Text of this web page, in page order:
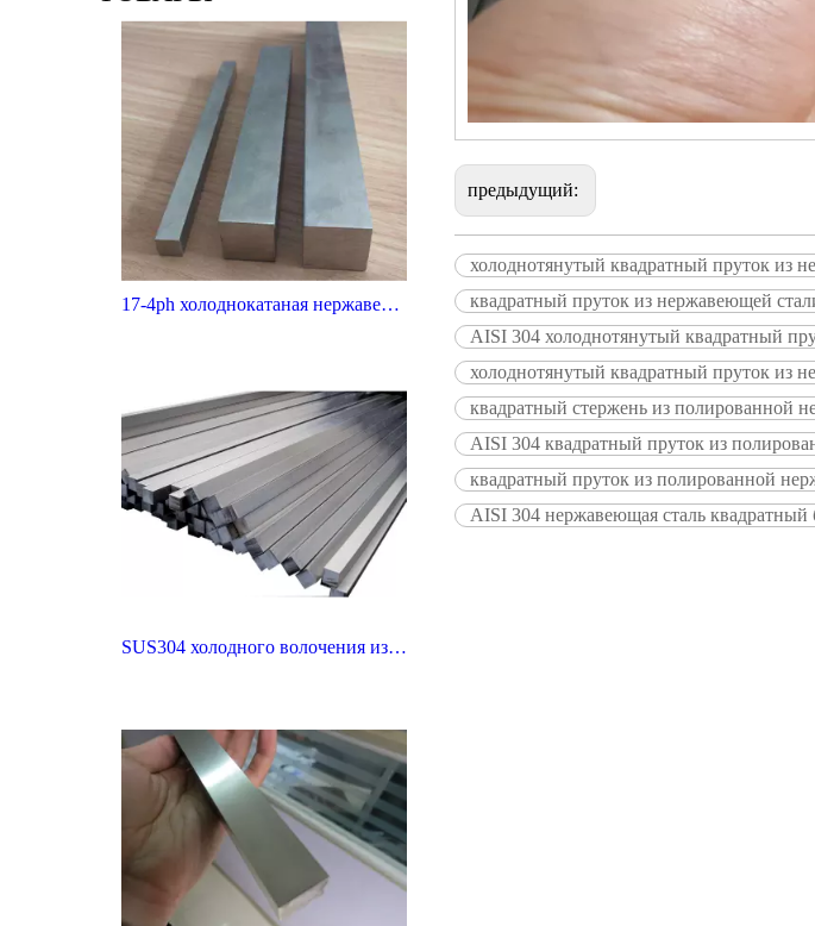
17-4ph холоднокатаная нержавеющая сталь квадратный бар
SUS304 холодного волочения из нержавеющей стали квадратный бар
предыдущий:
холоднотянутый квадратный пруток из
квадратный пруток из нержавеющей
AISI 304 холоднотянутый квадратный
холоднотянутый квадратный пруток из
квадратный стержень из полированной
AISI 304 квадратный пруток из
квадратный пруток из полированной
AISI 304 нержавеющая сталь